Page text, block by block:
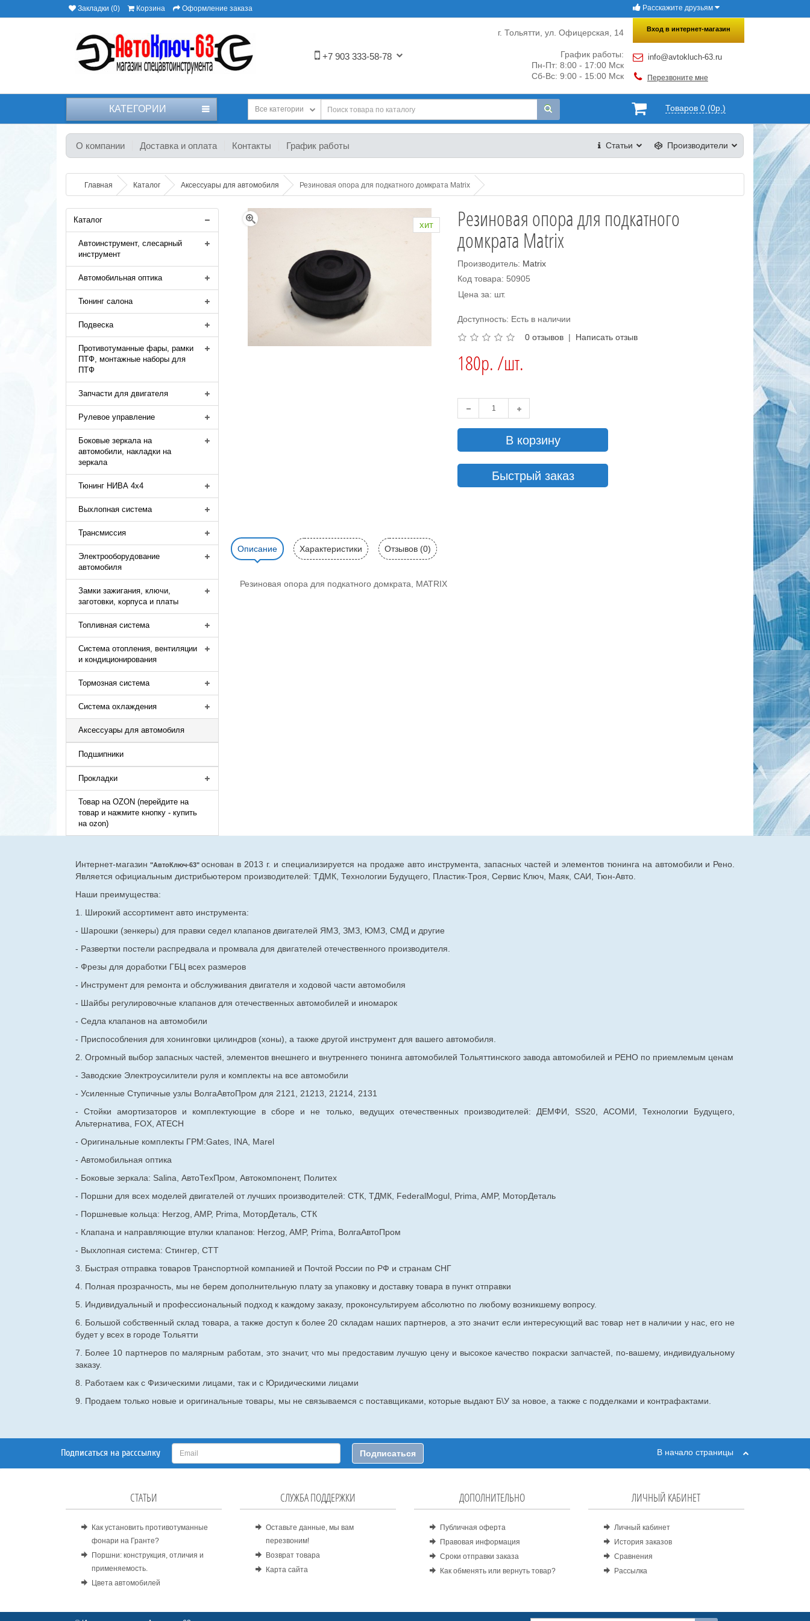
×
Закладки (0) Корзина Оформление заказа Расскажите друзьям
+7 903 333-58-78
Вход в интернет-магазин
info@avtokluch-63.ru
Перезвоните мне
г. Тольятти, ул. Офицерская, 14
График работы:
Пн-Пт: 8:00 - 17:00 Мск
Сб-Вс: 9:00 - 15:00 Мск
КАТЕГОРИИ Товаров 0 (0р.)
Все категории
О компании Доставка и оплата Контакты График работы Производители
Статьи
Главная Каталог Аксессуары для автомобиля Резиновая опора для подкатного домкрата Matrix
Каталог
Автоинструмент, слесарный
инструмент
Автомобильная оптика
Тюнинг салона
Подвеска
Противотуманные фары, рамки
ПТФ, монтажные наборы для
ПТФ
Запчасти для двигателя
Рулевое управление
Боковые зеркала на
автомобили, накладки на
зеркала
Тюнинг НИВА 4х4
Выхлопная система
Трансмиссия
Электрооборудование
автомобиля
Замки зажигания, ключи,
заготовки, корпуса и платы
Топливная система
Система отопления, вентиляции
и кондиционирования
Тормозная система
Система охлаждения
Аксессуары для автомобиля
Подшипники
Прокладки
Товар на OZON (перейдите на
товар и нажмите кнопку - купить
на ozon)
хит
Резиновая опора для подкатного
домкрата Matrix
Производитель: Matrix
Код товара: 50905
Цена за: шт.
Доступность: Есть в наличии
0 отзывов | Написать отзыв
180р. /шт.
В корзину
Быстрый заказ
Описание Характеристики Отзывов (0)
Резиновая опора для подкатного домкрата, MATRIX
Интернет-магазин "АвтоКлюч-63"основан в 2013 г. и специализируется на продаже авто инструмента, запасных частей и элементов тюнинга на автомобили и Рено.
Является официальным дистрибьютером производителей: ТДМК, Технологии Будущего, Пластик-Троя, Сервис Ключ, Маяк, САИ, Тюн-Авто.
Наши преимущества:
1. Широкий ассортимент авто инструмента:
- Шарошки (зенкеры) для правки седел клапанов двигателей ЯМЗ, ЗМЗ, ЮМЗ, СМД и другие
- Развертки постели распредвала и промвала для двигателей отечественного производителя.
- Фрезы для доработки ГБЦ всех размеров
- Инструмент для ремонта и обслуживания двигателя и ходовой части автомобиля
- Шайбы регулировочные клапанов для отечественныхавтомобилей и иномарок
- Седла клапанов на автомобили
- Приспособления для хонинговки цилиндров (хоны), а также другой инструмент для вашего автомобиля.
2. Огромный выбор запасных частей, элементов внешнего и внутреннего тюнинга автомобилей Тольяттинского завода автомобилей и РЕНО по приемлемым ценам
- Заводские Электроусилители руля и комплекты на все автомобили
- Усиленные Ступичные узлы ВолгаАвтоПром для 2121, 21213, 21214, 2131
- Стойки амортизаторов и комплектующие в сборе и не только, ведущих отечественных производителей: ДЕМФИ, SS20, АСОМИ, Технологии Будущего,
Альтернатива, FOX, ATECH
- Оригинальные комплекты ГРМ:Gates, INA, Marel
- Автомобильная оптика
- Боковые зеркала: Salina, АвтоТехПром, Автокомпонент, Политех
- Поршни для всех моделей двигателей от лучших производителей: СТК, ТДМК, FederalMogul, Prima, AMP, МоторДеталь
- Поршневые кольца: Herzog, AMP, Prima, МоторДеталь, СТК
- Клапана и направляющие втулки клапанов: Herzog, AMP, Prima, ВолгаАвтоПром
- Выхлопная система: Стингер, СТТ
3. Быстрая отправка товаров Транспортной компанией и Почтой России по РФ и странам СНГ
4. Полная прозрачность, мы не берем дополнительную плату за упаковку и доставку товара в пункт отправки
5. Индивидуальный и профессиональный подход к каждому заказу, проконсультируем абсолютно по любому возникшему вопросу.
6. Большой собственный склад товара, а также доступ к более 20 складам наших партнеров, а это значит если интересующий вас товар нет в наличии у нас, его не
будет у всех в городе Тольятти
7. Более 10 партнеров по малярным работам, это значит, что мы предоставим лучшую цену и высокое качество покраски запчастей, по-вашему, индивидуальному
заказу.
8. Работаем как с Физическими лицами, так и с Юридическими лицами
9. Продаем только новые и оригинальные товары, мы не связываемся с поставщиками, которые выдают Б\У за новое, а также с подделками и контрафактами.
Подписаться на расссылку Подписаться В начало страницы
СТАТЬИ
Как установить противотуманные
фонари на Гранте?
Поршни: конструкция, отличия и
применяемость.
Цвета автомобилей
СЛУЖБА ПОДДЕРЖКИ
Оставьте данные, мы вам
перезвоним!
Возврат товара
Карта сайта
ДОПОЛНИТЕЛЬНО
Публичная оферта
Правовая информация
Сроки отправки заказа
Как обменять или вернуть товар?
ЛИЧНЫЙ КАБИНЕТ
Личный кабинет
История заказов
Сравнения
Рассылка